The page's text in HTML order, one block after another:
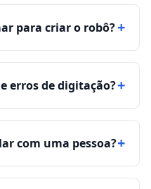
para criar o robô?+
erros de digitação?+
com uma pessoa?+